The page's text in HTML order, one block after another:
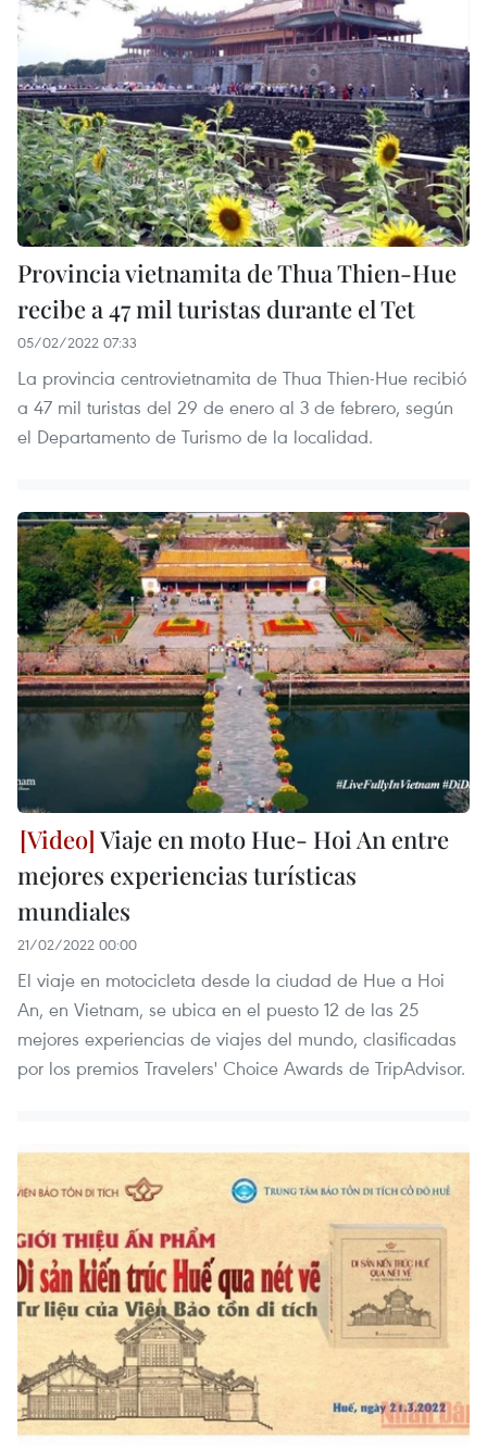
Provincia vietnamita de Thua Thien-Hue
recibe a 47 mil turistas durante el Tet
05/02/2022 07:33
La provincia centrovietnamita de Thua Thien-Hue recibió
a 47 mil turistas del 29 de enero al 3 de febrero, según
el Departamento de Turismo de la localidad.
Viaje en moto Hue- Hoi An entre
mejores experiencias turísticas
mundiales
21/02/2022 00:00
El viaje en motocicleta desde la ciudad de Hue a Hoi
An, en Vietnam, se ubica en el puesto 12 de las 25
mejores experiencias de viajes del mundo, clasificadas
por los premios Travelers' Choice Awards de TripAdvisor.